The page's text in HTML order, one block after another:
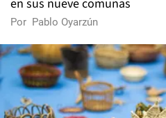
en sus nueve comunas
Por Pablo Oyarzún